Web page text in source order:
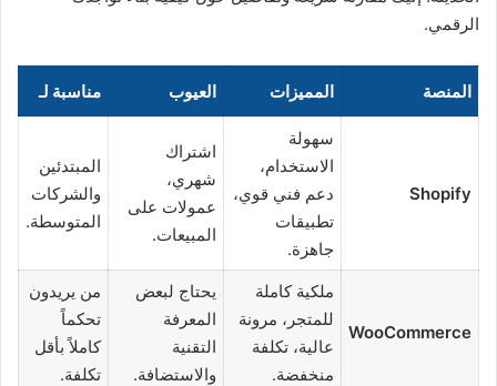
الرقمي.
المنصة المميزات العيوب مناسبة لـ
Shopify
سهولة
الاستخدام،
دعم فني قوي،
تطبيقات
جاهزة.
اشتراك
شهري،
عمولات على
المبيعات.
المبتدئين
والشركات
المتوسطة.
WooCommerce
ملكية كاملة
للمتجر، مرونة
عالية، تكلفة
منخفضة.
يحتاج لبعض
المعرفة
التقنية
والاستضافة.
من يريدون
تحكماً
كاملاً بأقل
تكلفة.